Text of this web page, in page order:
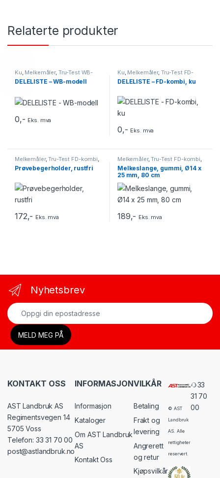
Relaterte produkter
Ku, Melkemåler, Tru-Test WB-
modell
DELELISTE – WB-modell
0,- Eks. mva
Ku, Melkemåler, Tru-Test FD-
kombi
DELELISTE – FD-kombi, ku
0,- Eks. mva
Melkemåler,Tru-Test FD-kombi
Tru-Test FD-modell Tru-Test FV-
modell,Tru-Test WB-modell
Prøvebegerholder, rustfri
172,- Eks. mva
Melkemåler,Tru-Test FD-kombi
Tru-Test FD-modell Tru-Test FV-
modell,Tru-Test HI-modell
Melkeslange, gummi, Ø14 x
25 mm, 80 cm
189,- Eks. mva
Nyhetsbrev
KONTAKT OSS
AST Landbruk AS
Regimentsvegen 14
5705 Voss
Telefon: 33 31 70 00
post@astlandbruk.no
INFORMASJON
Informasjon
Kataloger
Om AST Landbruk
AS
Kontakt Oss
VILKÅR
Betaling
Frakt og
levering
Angrerett
og retur
Kjøpsvilkår
© AST
Landbruk
AS. Alle
rettigheter
reservert.
33
31 70
00